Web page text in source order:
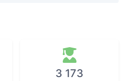
3 173